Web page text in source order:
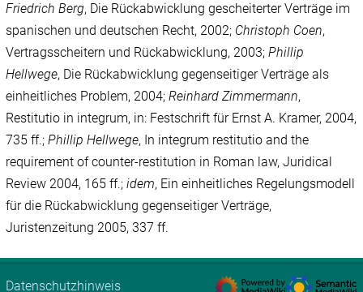
Friedrich Berg, Die Rückabwicklung gescheiterter Verträge im
spanischen und deutschen Recht, 2002; Christoph Coen,
Vertragsscheitern und Rückabwicklung, 2003;Phillip
Hellwege, Die Rückabwicklung gegenseitiger Verträge als
einheitliches Problem, 2004;Reinhard Zimmermann,
Restitutio in integrum, in: Festschrift für Ernst A. Kramer, 2004,
735 ff.;Phillip Hellwege, In integrum restitutio and the
requirement of counter-restitution in Roman law, Juridical
Review 2004, 165 ff.;idem, Ein einheitliches Regelungsmodell
für die Rückabwicklung gegenseitiger Verträge,
Juristenzeitung 2005, 337 ff.
Datenschutzhinweis